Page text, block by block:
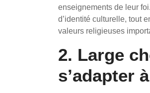
enseignements de leur
d’identité culturelle, tout
valeurs religieuses
2. Large
s’adapter